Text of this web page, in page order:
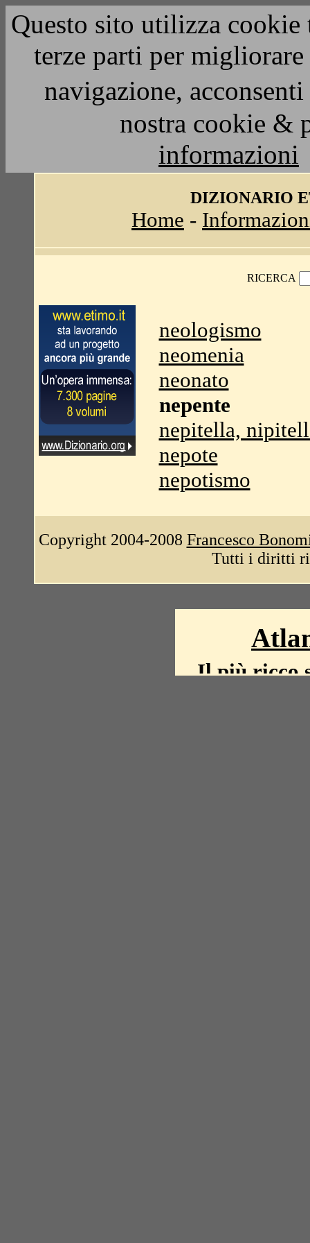
Questo sito utilizza
terze parti per
navigazione,
nostra cookie &
informazioni
DIZIONARIO
Home -
RICERCA
neologismo
neomenia
neonato
nepente
nepitella,
nepote
nepotismo
Copyright 2004-2008 Francesco
Tutti i diritti
Il più ricco